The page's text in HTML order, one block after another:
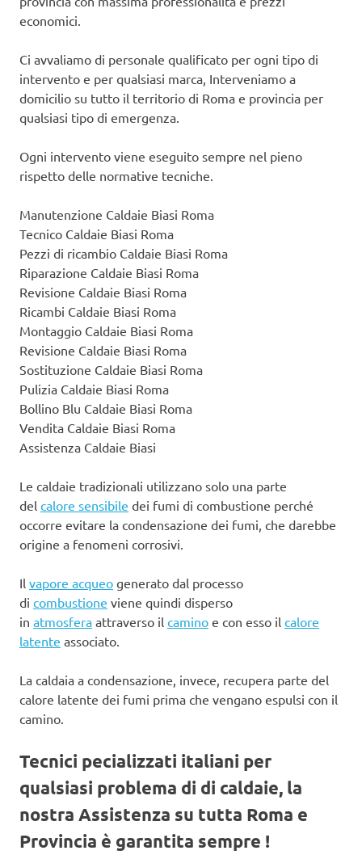
economici.
Ci avvaliamo di personale qualificato per ogni tipo di
intervento e per qualsiasi marca, Interveniamo a
domicilio su tutto il territorio di Roma e provincia per
qualsiasi tipo di emergenza.
Ogni intervento viene eseguito sempre nel pieno
rispetto delle normative tecniche.
Manutenzione Caldaie Biasi Roma
Tecnico Caldaie Biasi Roma
Pezzi di ricambio Caldaie Biasi Roma
Riparazione Caldaie Biasi Roma
Revisione Caldaie Biasi Roma
Ricambi Caldaie Biasi Roma
Montaggio Caldaie Biasi Roma
Revisione Caldaie Biasi Roma
Sostituzione Caldaie Biasi Roma
Pulizia Caldaie Biasi Roma
Bollino Blu Caldaie Biasi Roma
Vendita Caldaie Biasi Roma
Assistenza Caldaie Biasi
Le caldaie tradizionali utilizzano solo una parte
del calore sensibile dei fumi di combustione perché
occorre evitare la condensazione dei fumi, che darebbe
origine a fenomeni corrosivi.
Il vapore acqueo generato dal processo
di combustione viene quindi disperso
in atmosfera attraverso il camino e con esso il calore
latente associato.
La caldaia a condensazione, invece, recupera parte del
calore latente dei fumi prima che vengano espulsi con il
camino.
Tecnici pecializzati italiani per
qualsiasi problema di di caldaie, la
nostra Assistenza su tutta Roma e
Provincia è garantita sempre !